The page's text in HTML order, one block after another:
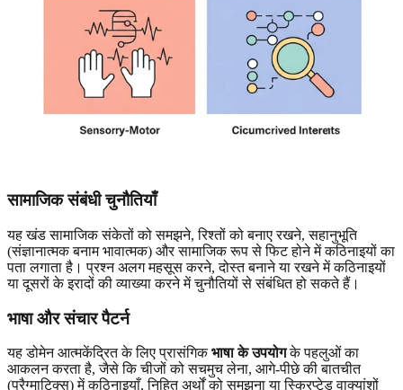
सामाजिक संबंधी चुनौतियाँ
यह खंड सामाजिक संकेतों को समझने, रिश्तों को बनाए रखने, सहानुभूति
(संज्ञानात्मक बनाम भावात्मक) और सामाजिक रूप से फिट होने में कठिनाइयों का
पता लगाता है। प्रश्न अलग महसूस करने, दोस्त बनाने या रखने में कठिनाइयों
या दूसरों के इरादों की व्याख्या करने में चुनौतियों से संबंधित हो सकते हैं।
भाषा और संचार पैटर्न
यह डोमेन आत्मकेंद्रित के लिए प्रासंगिकभाषा के उपयोगके पहलुओं का
आकलन करता है, जैसे कि चीजों को सचमुच लेना, आगे-पीछे की बातचीत
(प्रैग्माटिक्स) में कठिनाइयाँ, निहित अर्थों को समझना या स्क्रिप्टेड वाक्यांशों